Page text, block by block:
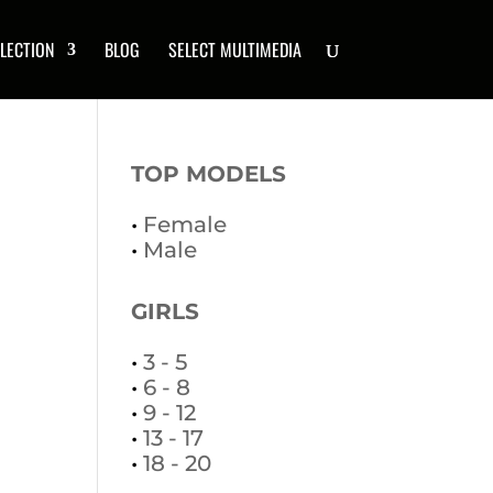
BLOG SELECT MULTIMEDIA
TOP MODELS
• Female
• Male
GIRLS
•3 - 5
• 6 - 8
•9 - 12
•13 - 17
•18 - 20